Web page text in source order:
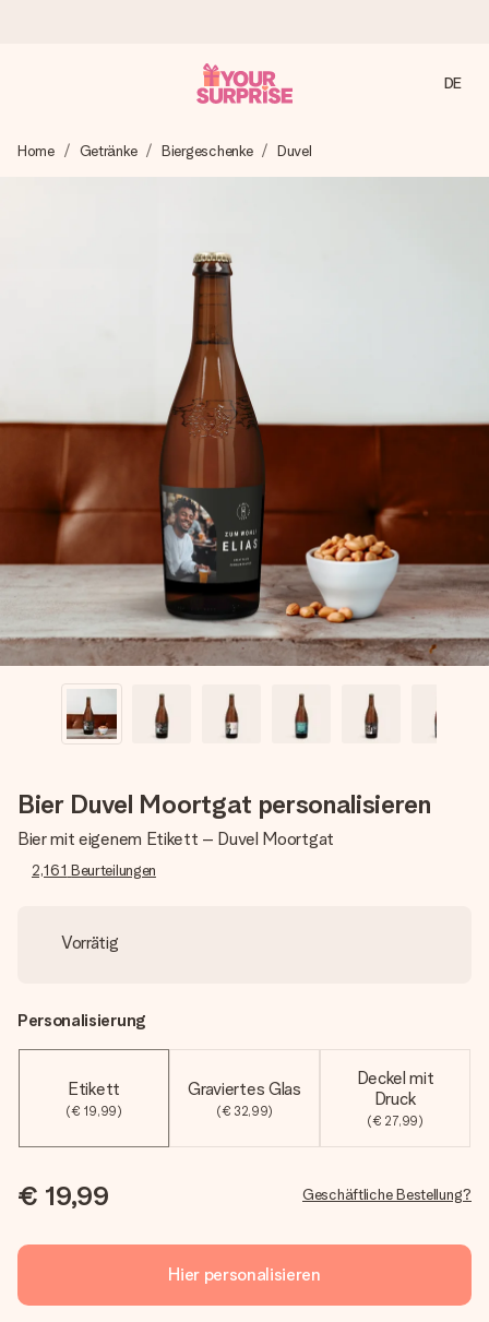
Wir bereiten dein Geschenk sorgfältig vor und schicken es
blitzschnell – damit du es genau zum richtigen Zeitpunkt
4,8 (basierend auf +15.000 Bewertungen)
Unsere Geschenke begeistern. Kunden bewerten uns mit
4,8 bei Google Reviews (Gesamtergebnis aller Länder, in
Mit Liebe gemacht, im Handumdrehen
Erstelle etwas Einzigartiges in wenigen Schritten – mit
ihrem Namen, deinem Foto oder einer Nachricht von
Herzen. Kein Stress, nur pure Liebe für den perfekten
Moment.
DE
Home Getränke Biergeschenke Duvel
Bier Duvel Moortgat personalisieren
Bier mit eigenem Etikett – Duvel Moortgat
2,161 Beurteilungen
Vorrätig
Personalisierung
Etikett
(€ 19,99)
Graviertes Glas
(€ 32,99)
Deckel mit
Druck
(€ 27,99)
€ 19,99 Geschäftliche Bestellung?
Hier personalisieren